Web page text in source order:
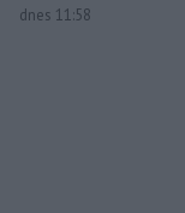
dnes 11:58